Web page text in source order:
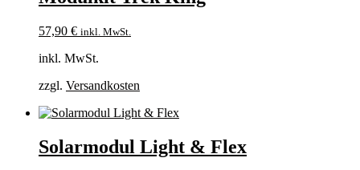
57,90 € inkl. MwSt.
inkl. MwSt.
zzgl. Versandkosten
Solarmodul Light & Flex